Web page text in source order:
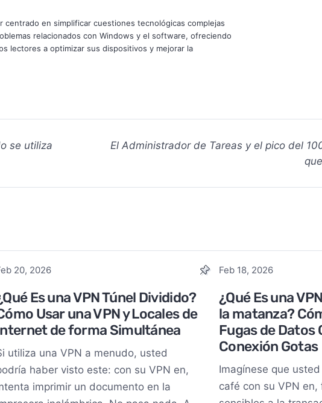
en simplificar cuestiones tecnológicas complejas
relacionados con Windows y el software, ofreciendo
lectores a optimizar sus dispositivos y mejorar la
se utiliza
El Administrador de Tareas y el pico del
20, 2026
Es una VPN Túnel Dividido?
Usar una VPN y Locales de
de forma Simultánea
utiliza una VPN a menudo, usted
haber visto este: con su VPN en,
imprimir un documento en la
Feb 18, 2026
¿Qué Es una
la matanza?
Fugas de Datos
Conexión Gotas
Imagínese que
café con su VPN en,